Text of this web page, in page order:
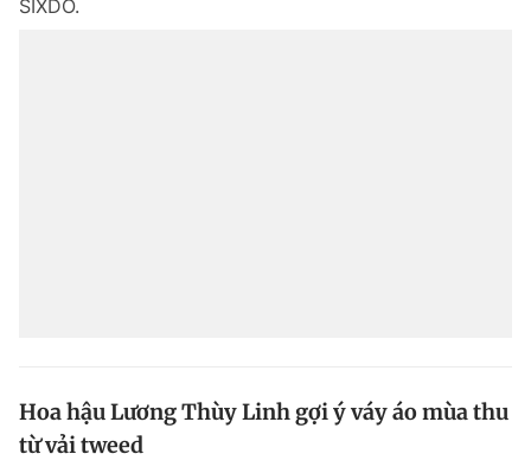
SIXDO.
Hoa hậu Lương Thùy Linh gợi ý váy áo mùa thu
từ vải tweed